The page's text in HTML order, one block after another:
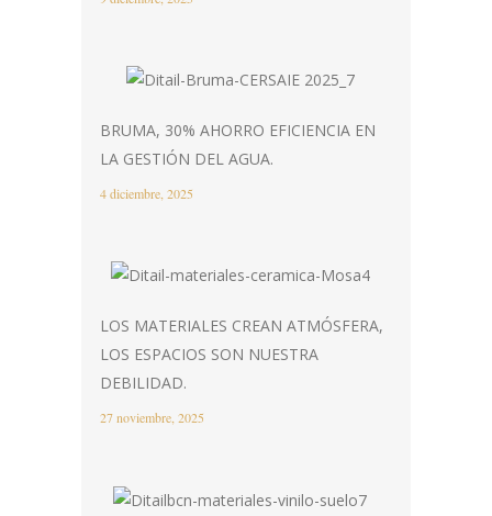
BRUMA, 30% AHORRO EFICIENCIA EN
LA GESTIÓN DEL AGUA.
4 diciembre, 2025
LOS MATERIALES CREAN ATMÓSFERA,
LOS ESPACIOS SON NUESTRA
DEBILIDAD.
27 noviembre, 2025